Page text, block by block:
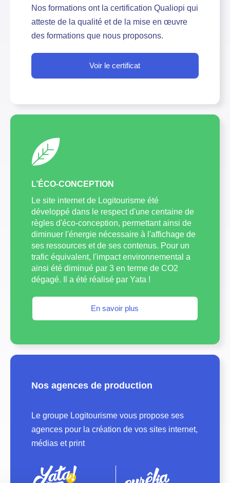
Nos formations ont la certification Qualiopi qui
atteste de la qualité et de la mise en œuvre
des formations que nous proposons.
Voir le certificat
L’ÉCO-CONCEPTION
Le site internet de Logitourisme été
développé dans le respect d'une centaine de
règles d'éco-conception, permettant ainsi de
diminuer l'énergie nécessaire à l'affichage de
ses ressources et de ses contenus. Pour un
trafic équivalent, l'impact environnemental a
ainsi été diminué par 3 en terme de CO2
dégagé. Il a été réalisé par Yata !
En savoir plus
Nos agences de production
Le groupe Logitourisme vous propose ses
agences pour la création de vos sites internet,
médias et print